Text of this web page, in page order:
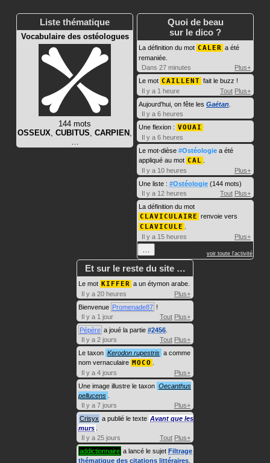
Liste thématique
Vocabulaire des ostéologues
144 mots
OSSEUX, CUBITUS, CARPIEN ,
…
Quoi de beau
sur le dico ?
La définition du mot CALER a été
remaniée.
Dans 27 minutes
Plus+
Le mot CAILLENT fait le buzz !
Il y a 1 heure
Tout Plus+
Aujourd'hui, on fête les Gaétan
Il y a 6 heures
Une flexion : VOUAI
Il y a 6 heures
Le mot-dièse #Ostéologie a été
appliqué au mot CAL
Il y a 10 heures
Plus+
Une liste : #Ostéologie (144 mots)
Il y a 12 heures
Tout Plus+
La définition du mot
CLAVICULAIRE renvoie vers
CLAVICULE
Il y a 15 heures
Plus+
… voir toute l'activité
Et sur le reste du site …
Le mot KIFFER a un étymon arabe.
Il y a 20 heures
Plus+
Bienvenue Promenade87 !
Il y a 1 jour
Tout Plus+
Pépère a joué la partie #2456
Il y a 2 jours
Tout Plus+
Le taxon Kerodon rupestris a comme
nom vernaculaire MOCO
Il y a 4 jours
Plus+
Une image illustre le taxon Oecanthus
pellucens
Il y a 7 jours
Plus+
Crisyx a publié le texte Avant que les
murs
Il y a 25 jours
Tout Plus+
addictionnaire a lancé le sujet Filtrage
thématique des citations littéraires